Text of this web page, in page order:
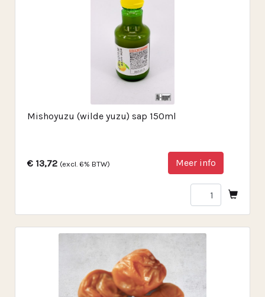
Mishoyuzu (wilde yuzu) sap 150ml
€ 13,72 (excl. 6% BTW) Meer info